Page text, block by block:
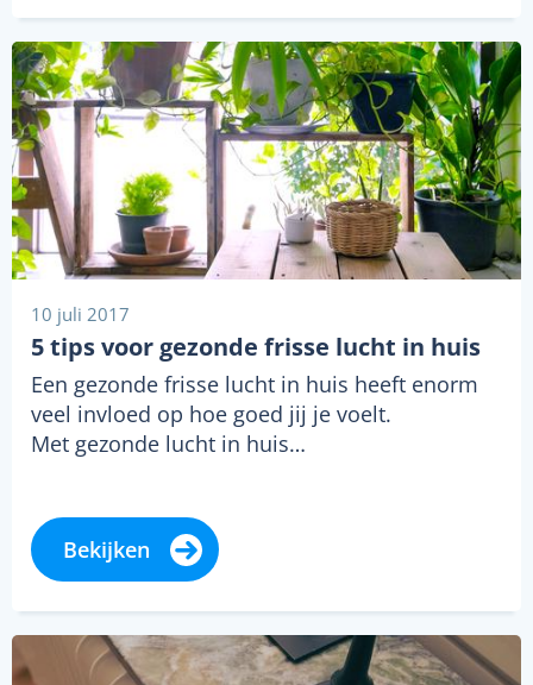
10 juli 2017
5 tips voor gezonde frisse lucht in huis
Een gezonde frisse lucht in huis heeft enorm
veel invloed op hoe goed jij je voelt.
Met gezonde lucht in huis…
Bekijken